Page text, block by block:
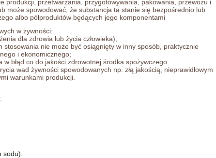
produkcji, przetwarzania, przygotowywania, pakowania, przewozu i
może spowodować, że substancja ta stanie się bezpośrednio lub
albo półproduktów będących jego komponentami
w żywności:
dla zdrowia lub życia człowieka);
stosowania nie może być osiągnięty w inny sposób, praktycznie
i ekonomicznego;
błąd co do jakości zdrowotnej środka spożywczego.
wad żywności spowodowanych np. złą jakością, nieprawidłowym
warunkami produkcji.